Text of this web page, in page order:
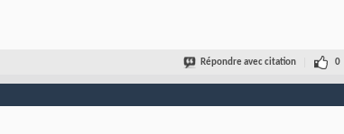
Répondre avec citation 0